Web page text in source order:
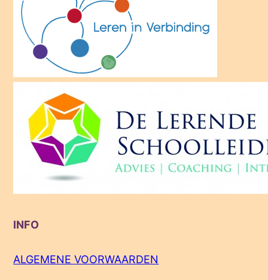
INFO
ALGEMENEVOORWAARDEN